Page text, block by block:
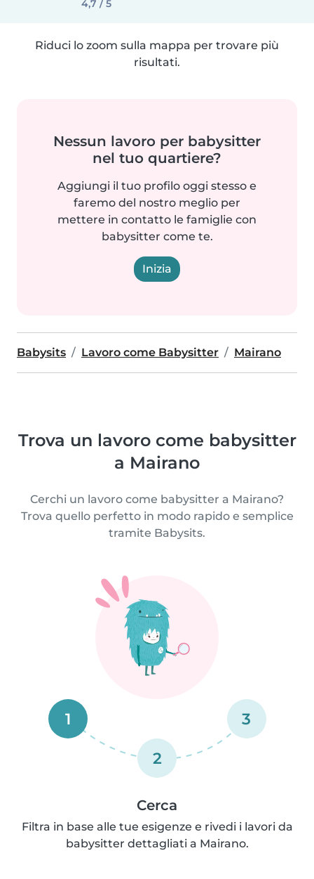
4,7 / 5
Riduci lo zoom sulla mappa per trovare più
risultati.
Nessun lavoro per babysitter
nel tuo quartiere?
Aggiungi il tuo profilo oggi stesso e
faremo del nostro meglio per
mettere in contatto le famiglie con
babysitter come te.
Inizia
Babysits Lavoro come Babysitter Mairano
Trova un lavoro come babysitter
a Mairano
Cerchi un lavoro come babysitter a Mairano?
Trova quello perfetto in modo rapido e semplice
tramite Babysits.
1
2
3
Cerca
Filtra in base alle tue esigenze e rivedi i lavori da
babysitter dettagliati a Mairano.